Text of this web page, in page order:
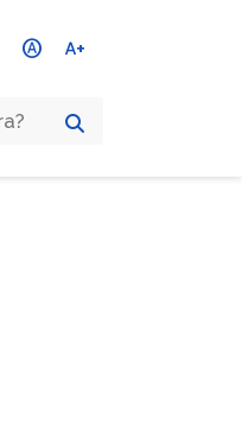
hdr_auto text_increase